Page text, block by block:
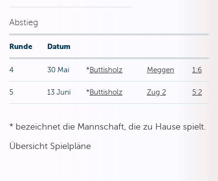
Abstieg
Runde Datum
4 30 Mai *Buttisholz Meggen 1:6
5 13 Juni *Buttisholz Zug 2 5:2
* bezeichnet die Mannschaft, die zu Hause spielt.
Übersicht Spielpläne